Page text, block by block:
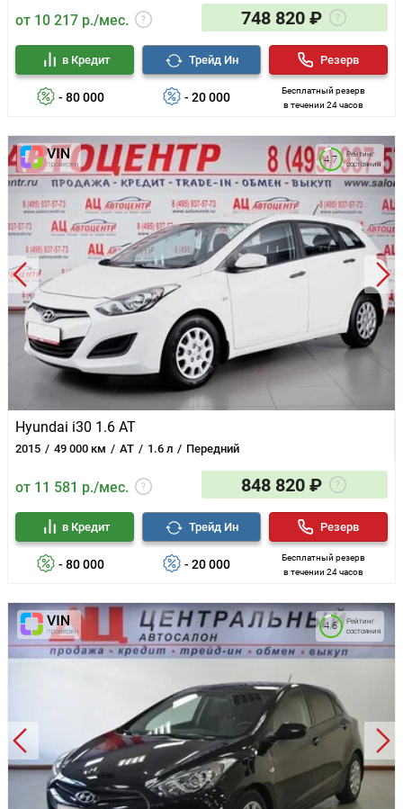
от 10 217 р./мес. 748 820 ₽
- 80 000
в Кредит
- 20 000
Трейд Ин
Бесплатный резерв
в течении 24 часов
Резерв
Hyundai i30 1.6 AT
2015 49 000 км AT 1.6 л Передний
Рейтинг
состояния
4.7
от 11 581 р./мес. 848 820 ₽
- 80 000
в Кредит
- 20 000
Трейд Ин
Бесплатный резерв
в течении 24 часов
Резерв
Рейтинг
состояния
4.6